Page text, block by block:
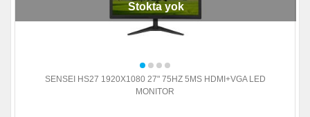
Stokta yok
SENSEI HS27 1920X1080 27" 75HZ 5MS HDMI+VGA LED
MONITOR